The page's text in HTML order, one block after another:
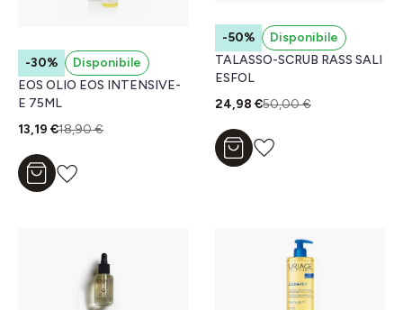
-30%
Disponibile
EOS OLIO EOS INTENSIVE-
E 75ML
13,19 €18,90 €
Aggiungi al carrello
-50%
Disponibile
TALASSO-SCRUB RASS SALI
ESFOL
24,98 €50,00 €
Aggiungi al carrello